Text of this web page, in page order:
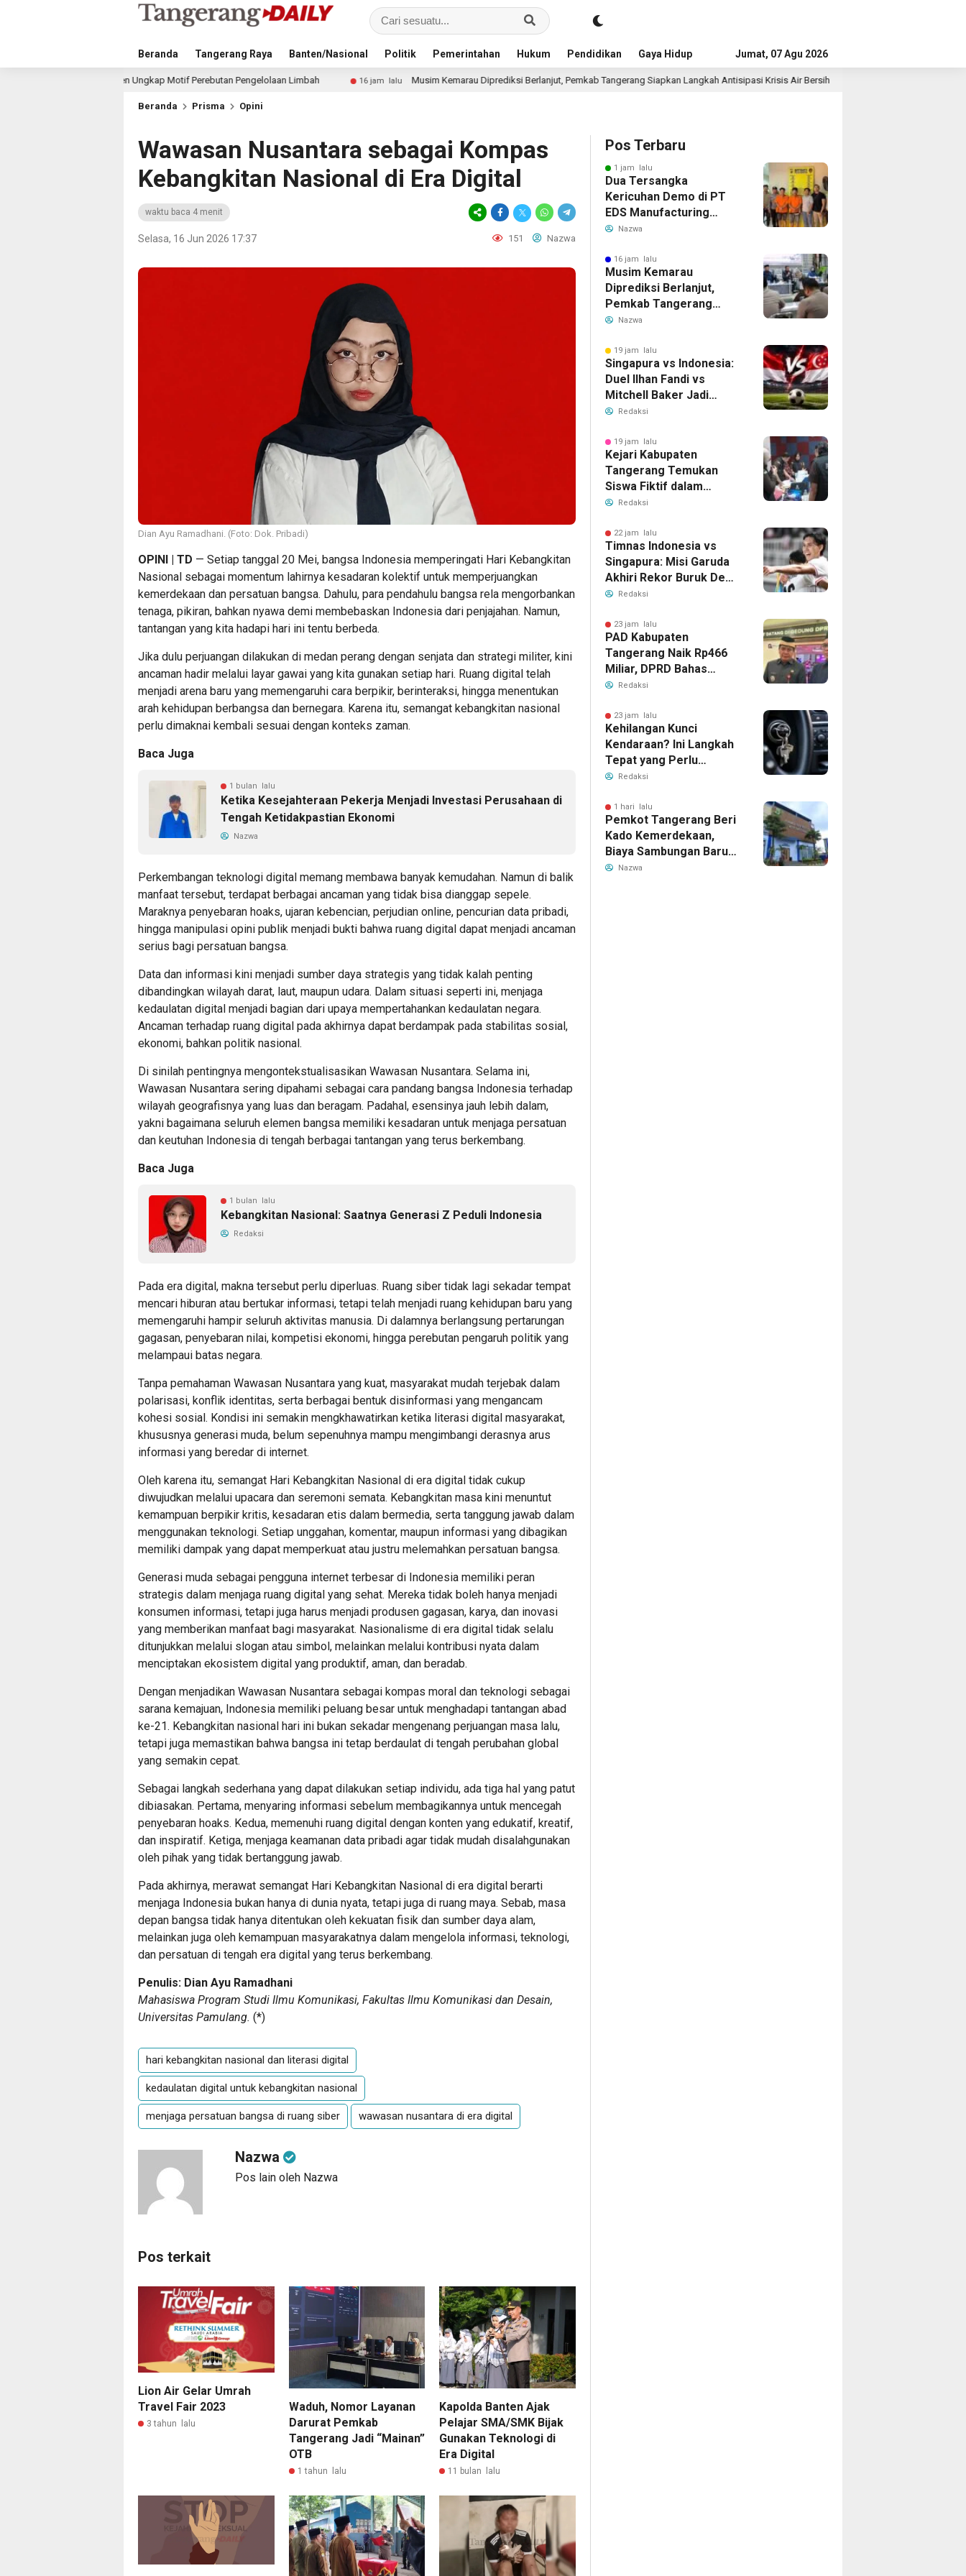
Beranda Tangerang Raya Banten/Nasional Politik Pemerintahan Hukum Pendidikan Gaya Hidup Advertorial
Jumat, 07 Agu 2026
Ungkap Motif Perebutan Pengelolaan Limbah 16 jam lalu Musim Kemarau Diprediksi Berlanjut, Pemkab Tangerang Siapkan Langkah Antisipasi Krisis Air Bersih 19 jam lalu Singapura vs Indonesia: Duel Ilhan
Beranda Prisma Opini
Wawasan Nusantara sebagai Kompas
Kebangkitan Nasional di Era Digital
waktu baca 4 menit
Selasa, 16 Jun 2026 17:37 151 Nazwa
Dian Ayu Ramadhani. (Foto: Dok. Pribadi)
OPINI | TD — Setiap tanggal 20 Mei, bangsa Indonesia memperingati Hari Kebangkitan
Nasional sebagai momentum lahirnya kesadaran kolektif untuk memperjuangkan
kemerdekaan dan persatuan bangsa. Dahulu, para pendahulu bangsa rela mengorbankan
tenaga, pikiran, bahkan nyawa demi membebaskan Indonesia dari penjajahan. Namun,
tantangan yang kita hadapi hari ini tentu berbeda.
Jika dulu perjuangan dilakukan di medan perang dengan senjata dan strategi militer, kini
ancaman hadir melalui layar gawai yang kita gunakan setiap hari. Ruang digital telah
menjadi arena baru yang memengaruhi cara berpikir, berinteraksi, hingga menentukan
arah kehidupan berbangsa dan bernegara. Karena itu, semangat kebangkitan nasional
perlu dimaknai kembali sesuai dengan konteks zaman.
Baca Juga
1 bulan lalu
Ketika Kesejahteraan Pekerja Menjadi Investasi Perusahaan di
Tengah Ketidakpastian Ekonomi
Nazwa
Perkembangan teknologi digital memang membawa banyak kemudahan. Namun di balik
manfaat tersebut, terdapat berbagai ancaman yang tidak bisa dianggap sepele.
Maraknya penyebaran hoaks, ujaran kebencian, perjudian online, pencurian data pribadi,
hingga manipulasi opini publik menjadi bukti bahwa ruang digital dapat menjadi ancaman
serius bagi persatuan bangsa.
Data dan informasi kini menjadi sumber daya strategis yang tidak kalah penting
dibandingkan wilayah darat, laut, maupun udara. Dalam situasi seperti ini, menjaga
kedaulatan digital menjadi bagian dari upaya mempertahankan kedaulatan negara.
Ancaman terhadap ruang digital pada akhirnya dapat berdampak pada stabilitas sosial,
ekonomi, bahkan politik nasional.
Di sinilah pentingnya mengontekstualisasikan Wawasan Nusantara. Selama ini,
Wawasan Nusantara sering dipahami sebagai cara pandang bangsa Indonesia terhadap
wilayah geografisnya yang luas dan beragam. Padahal, esensinya jauh lebih dalam,
yakni bagaimana seluruh elemen bangsa memiliki kesadaran untuk menjaga persatuan
dan keutuhan Indonesia di tengah berbagai tantangan yang terus berkembang.
Baca Juga
1 bulan lalu
Kebangkitan Nasional: Saatnya Generasi Z Peduli Indonesia
Redaksi
Pada era digital, makna tersebut perlu diperluas. Ruang siber tidak lagi sekadar tempat
mencari hiburan atau bertukar informasi, tetapi telah menjadi ruang kehidupan baru yang
memengaruhi hampir seluruh aktivitas manusia. Di dalamnya berlangsung pertarungan
gagasan, penyebaran nilai, kompetisi ekonomi, hingga perebutan pengaruh politik yang
melampaui batas negara.
Tanpa pemahaman Wawasan Nusantara yang kuat, masyarakat mudah terjebak dalam
polarisasi, konflik identitas, serta berbagai bentuk disinformasi yang mengancam
kohesi sosial. Kondisi ini semakin mengkhawatirkan ketika literasi digital masyarakat,
khususnya generasi muda, belum sepenuhnya mampu mengimbangi derasnya arus
informasi yang beredar di internet.
Oleh karena itu, semangat Hari Kebangkitan Nasional di era digital tidak cukup
diwujudkan melalui upacara dan seremoni semata. Kebangkitan masa kini menuntut
kemampuan berpikir kritis, kesadaran etis dalam bermedia, serta tanggung jawab dalam
menggunakan teknologi. Setiap unggahan, komentar, maupun informasi yang dibagikan
memiliki dampak yang dapat memperkuat atau justru melemahkan persatuan bangsa.
Generasi muda sebagai pengguna internet terbesar di Indonesia memiliki peran
strategis dalam menjaga ruang digital yang sehat. Mereka tidak boleh hanya menjadi
konsumen informasi, tetapi juga harus menjadi produsen gagasan, karya, dan inovasi
yang memberikan manfaat bagi masyarakat. Nasionalisme di era digital tidak selalu
ditunjukkan melalui slogan atau simbol, melainkan melalui kontribusi nyata dalam
menciptakan ekosistem digital yang produktif, aman, dan beradab.
Dengan menjadikan Wawasan Nusantara sebagai kompas moral dan teknologi sebagai
sarana kemajuan, Indonesia memiliki peluang besar untuk menghadapi tantangan abad
ke-21. Kebangkitan nasional hari ini bukan sekadar mengenang perjuangan masa lalu,
tetapi juga memastikan bahwa bangsa ini tetap berdaulat di tengah perubahan global
yang semakin cepat.
Sebagai langkah sederhana yang dapat dilakukan setiap individu, ada tiga hal yang patut
dibiasakan. Pertama, menyaring informasi sebelum membagikannya untuk mencegah
penyebaran hoaks. Kedua, memenuhi ruang digital dengan konten yang edukatif, kreatif,
dan inspiratif. Ketiga, menjaga keamanan data pribadi agar tidak mudah disalahgunakan
oleh pihak yang tidak bertanggung jawab.
Pada akhirnya, merawat semangat Hari Kebangkitan Nasional di era digital berarti
menjaga Indonesia bukan hanya di dunia nyata, tetapi juga di ruang maya. Sebab, masa
depan bangsa tidak hanya ditentukan oleh kekuatan fisik dan sumber daya alam,
melainkan juga oleh kemampuan masyarakatnya dalam mengelola informasi, teknologi,
dan persatuan di tengah era digital yang terus berkembang.
Penulis: Dian Ayu Ramadhani
Mahasiswa Program Studi Ilmu Komunikasi, Fakultas Ilmu Komunikasi dan Desain,
Universitas Pamulang. (*)
hari kebangkitan nasional dan literasi digital
kedaulatan digital untuk kebangkitan nasional
menjaga persatuan bangsa di ruang siber wawasan nusantara di era digital
Nazwa
Pos lain oleh Nazwa
Pos terkait
Lion Air Gelar Umrah
Travel Fair 2023
3 tahun lalu
Waduh, Nomor Layanan
Darurat Pemkab
Tangerang Jadi “Mainan”
OTB
1 tahun lalu
Kapolda Banten Ajak
Pelajar SMA/SMK Bijak
Gunakan Teknologi di
Era Digital
11 bulan lalu
Pos Terbaru
1 jam lalu
Dua Tersangka
Kericuhan Demo di PT
EDS Manufacturing
Indonesia Ditahan, Polda
Perebutan Pengelolaan
Limbah
Nazwa
16 jam lalu
Musim Kemarau
Diprediksi Berlanjut,
Pemkab Tangerang
Siapkan Langkah
Bersih
Nazwa
19 jam lalu
Singapura vs Indonesia:
Duel Ilhan Fandi vs
Mitchell Baker Jadi
Sorotan di Piala AFF
Redaksi
19 jam lalu
Kejari Kabupaten
Tangerang Temukan
Siswa Fiktif dalam
Penyidikan Dana BOP
Redaksi
22 jam lalu
Timnas Indonesia vs
Singapura: Misi Garuda
Akhiri Rekor Buruk Demi
Tiket Semifinal Piala AFF
Redaksi
23 jam lalu
PAD Kabupaten
Tangerang Naik Rp466
Miliar, DPRD Bahas
Perubahan KUA-PPAS
Redaksi
23 jam lalu
Kehilangan Kunci
Kendaraan? Ini Langkah
Tepat yang Perlu
Dilakukan
Redaksi
1 hari lalu
Pemkot Tangerang Beri
Kado Kemerdekaan,
Biaya Sambungan Baru
Air Bersih Dipangkas
Nazwa